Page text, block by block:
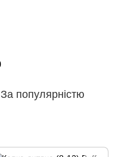
За популярністю